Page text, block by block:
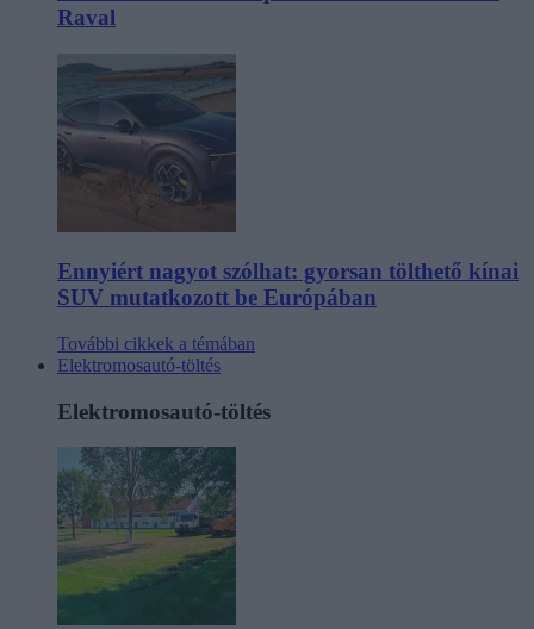
Raval
Ennyiért nagyot szólhat: gyorsan tölthető kínai
SUV mutatkozott be Európában
További cikkek a témában
Elektromosautó-töltés
Elektromosautó-töltés